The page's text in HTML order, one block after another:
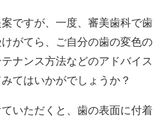
ですが、一度、審美歯科で歯
がてら、ご自分の歯の変色の
ナンス方法などのアドバイス
てはいかがでしょうか？
いただくと、歯の表面に付着